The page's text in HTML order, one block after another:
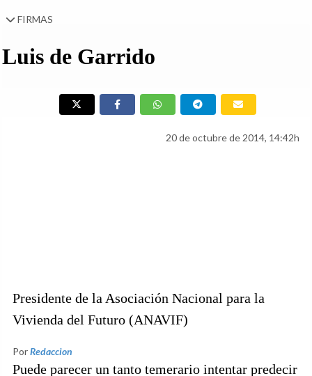
FIRMAS
Luis de Garrido
20 de octubre de 2014, 14:42h
Presidente de la Asociación Nacional para la
Vivienda del Futuro (ANAVIF)
PorRedaccion
Puede parecer un tanto temerario intentar predecir